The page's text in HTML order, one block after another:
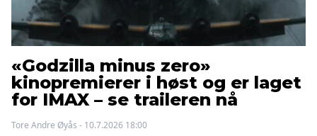
«Godzilla minus zero»
kinopremierer i høst og er laget
for IMAX – se traileren nå
Tore Andre Øyås - 10.7.2026 18:00